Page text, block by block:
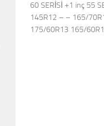
60 SERİSİ +1 inç 55
145R12 – – 165/
175/60R13 165/